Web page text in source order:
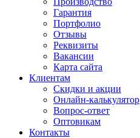
Гарантия
Портфолио
Отзывы
Реквизиты
Вакансии
Карта сайта
Клиентам
Скидки и акции
Онлайн-калькулятор
Вопрос-ответ
Оптовикам
Контакты